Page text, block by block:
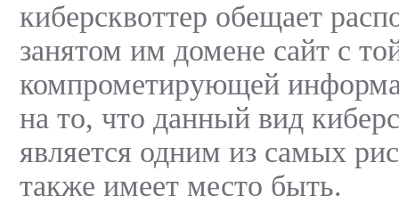
киберсквоттер обещает
занятом им домене сайт с
компрометирующей
на то, что данный вид
является одним из самых
также имеет место быть.